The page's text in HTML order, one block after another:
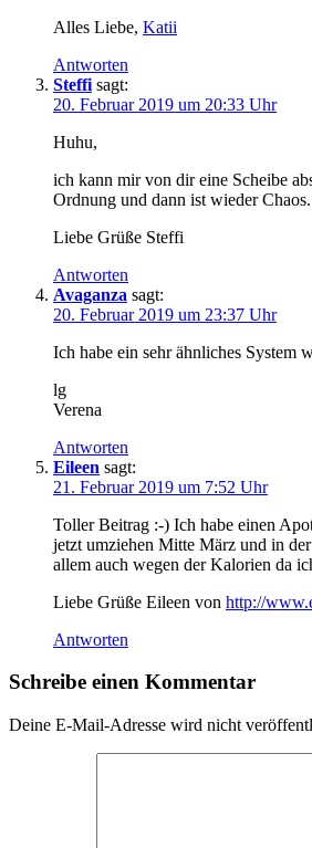
Alles Liebe, Katii
Antworten
Steffi sagt:
20. Februar 2019 um 20:33 Uhr
Huhu,
ich kann mir von dir eine Scheibe
Ordnung und dann ist wieder
Liebe Grüße Steffi
Antworten
Avaganza sagt:
20. Februar 2019 um 23:37 Uhr
Ich habe ein sehr ähnliches System
lg
Verena
Antworten
Eileen sagt:
21. Februar 2019 um 7:52 Uhr
Toller Beitrag :-) Ich habe einen
jetzt umziehen Mitte März und in
allem auch wegen der Kalorien da
Liebe Grüße Eileen von http://
Antworten
Schreibe einen Kommentar
Deine E-Mail-Adresse wird nicht